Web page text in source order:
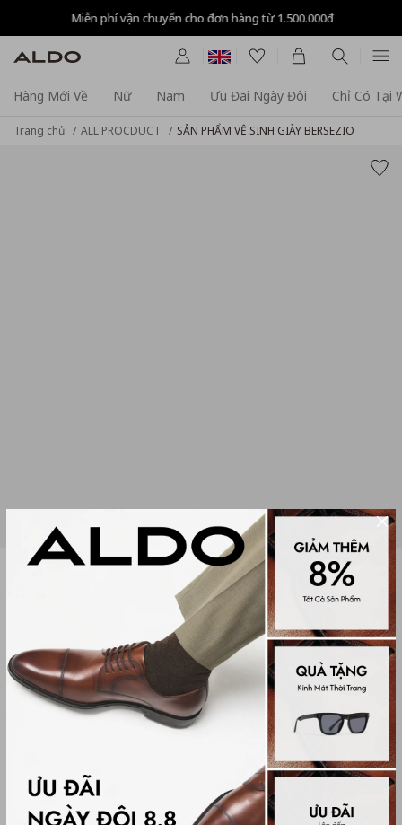
Miễn phí vận chuyển cho đơn hàng từ 1.500.000đ
Hàng Mới Về Nữ Nam Ưu Đãi Ngày Đôi Chỉ Có Tại
Trang chủ ALL PROCDUCT SẢN PHẨM VỆ SINH GIÀY BERSEZIO
SẢN PHẨM VỆ SINH GIÀY BERSEZIO
(0 đánh giá)
SHOE CARE
300,000₫